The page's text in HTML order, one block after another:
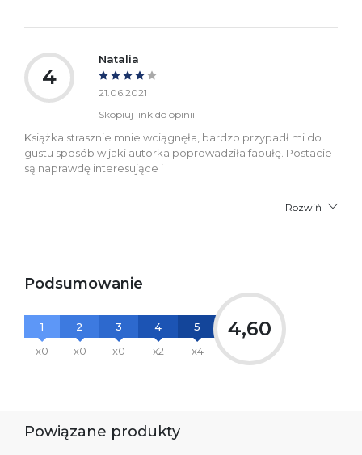
4
Natalia
21.06.2021
Skopiuj link do opinii
Książka strasznie mnie wciągnęła, bardzo przypadł mi do
gustu sposób w jaki autorka poprowadziła fabułę. Postacie
są naprawdę interesujące i
Rozwiń
Podsumowanie
1
x0
2
x0
3
x0
4
x2
5
x4
4,60
Powiązane produkty